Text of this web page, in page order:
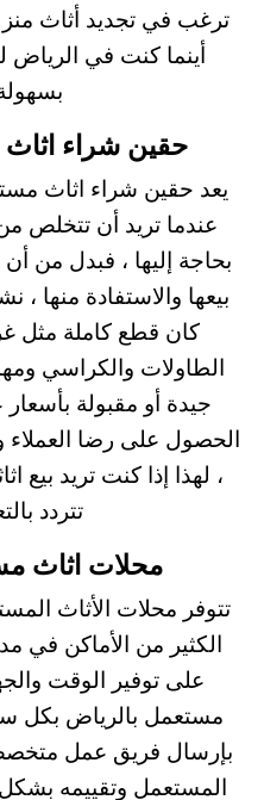
ترغب في تجديد أثاث
أينما كنت في
حقين شراء
يعد حقين شراء اثاث
عندما تريد أن تتخلص
بحاجة إليها ، فبدل من
بيعها والاستفادة منها ،
كان قطع كاملة مثل
الطاولات والكراسي
جيدة أو مقبولة
الحصول على رضا العملاء
، لهذا إذا كنت تريد بيع
تتردد
محلات اثاث
تتوفر محلات الأثاث
الكثير من الأماكن في
على توفير الوقت
مستعمل بالرياض بكل
بإرسال فريق عمل
المستعمل وتقييمه